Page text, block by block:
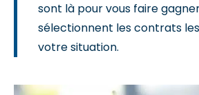
sont là pour vous faire
sélectionnent les contrats
votre situation.